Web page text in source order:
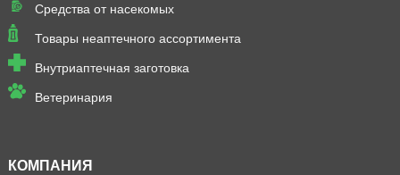
Средства от насекомых
Товары неаптечного ассортимента
Внутриаптечная заготовка
Ветеринария
КОМПАНИЯ